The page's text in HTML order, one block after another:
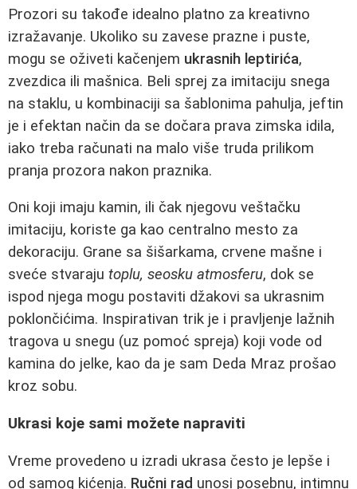
Prozori su takođe idealno platno za kreativno
izražavanje. Ukoliko su zavese prazne i puste,
mogu se oživeti kačenjem ukrasnih leptirića,
zvezdica ili mašnica. Beli sprej za imitaciju snega
na staklu, u kombinaciji sa šablonima pahulja, jeftin
je i efektan način da se dočara prava zimska idila,
iako treba računati na malo više truda prilikom
pranja prozora nakon praznika.
Oni koji imaju kamin, ili čak njegovu veštačku
imitaciju, koriste ga kao centralno mesto za
dekoraciju. Grane sa šišarkama, crvene mašne i
sveće stvaraju toplu, seosku atmosferu, dok se
ispod njega mogu postaviti džakovi sa ukrasnim
poklončićima. Inspirativan trik je i pravljenje lažnih
tragova u snegu (uz pomoć spreja) koji vode od
kamina do jelke, kao da je sam Deda Mraz prošao
kroz sobu.
Ukrasi koje sami možete napraviti
Vreme provedeno u izradi ukrasa često je lepše i
od samog kićenja. Ručni rad unosi posebnu, intimnu